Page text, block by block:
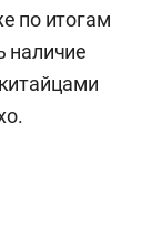
по итогам
наличие